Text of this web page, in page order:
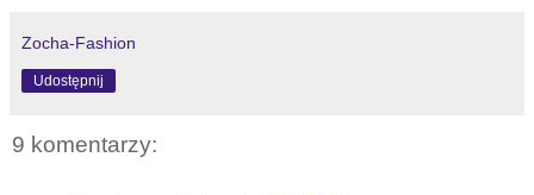
Zocha-Fashion
Udostępnij
9 komentarzy: